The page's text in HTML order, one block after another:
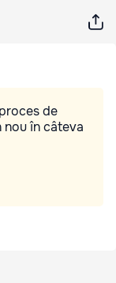
de
în câteva